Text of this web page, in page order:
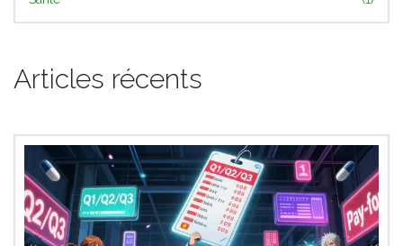
Articles récents